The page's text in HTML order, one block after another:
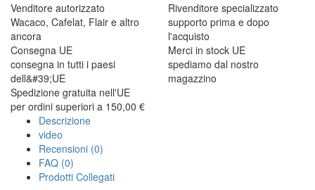
Venditore autorizzato
Wacaco, Cafelat, Flair e altro
ancora
Rivenditore specializzato
supporto prima e dopo
l'acquisto
Consegna UE
consegna in tutti i paesi
dell&#39;UE
Merci in stock UE
spediamo dal nostro
magazzino
Spedizione gratuita nell'UE
per ordini superiori a 150,00 €
Descrizione
video
Recensioni (0)
FAQ (0)
Prodotti Collegati